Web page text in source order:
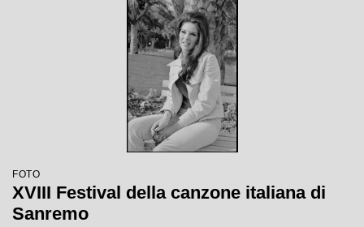
FOTO
XVIII Festival della canzone italiana di
Sanremo